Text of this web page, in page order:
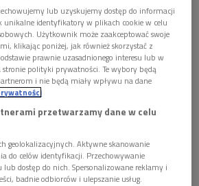
koncert w cyklu "Miejscówka z Dwójką"
lub uzyskujemy dostęp do informacji
unikalne identyfikatory w plikach cookie w celu
Użytkownik może zaakceptować swoje
klikając poniżej, jak również skorzystać z
prawnie uzasadnionego interesu lub w
polityki prywatności. Te wybory będą
i nie będą miały wpływu na dane
przetwarzamy dane w celu
geolokalizacyjnych. Aktywne skanowanie
do celów identyfikacji. Przechowywanie
dostęp do nich. Spersonalizowane reklamy i
badnie odbiorców i ulepszanie usług.